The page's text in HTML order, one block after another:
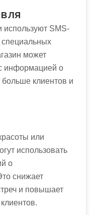
используют SMS-
специальных
может
информацией о
больше клиентов и
или
использовать
о
снижает
и повышает